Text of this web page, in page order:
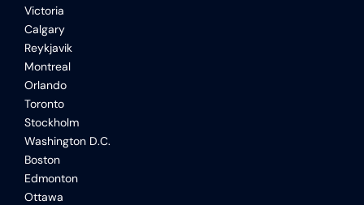
Victoria
Calgary
Reykjavik
Montreal
Orlando
Toronto
Stockholm
Washington D.C.
Boston
Edmonton
Ottawa